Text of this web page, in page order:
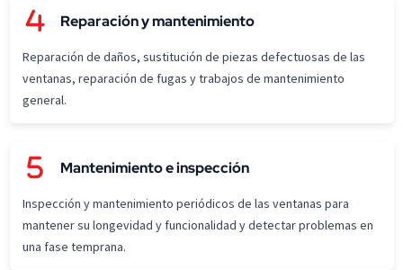
Reparación y mantenimiento
Reparación de daños, sustitución de piezas defectuosas de las
ventanas, reparación de fugas y trabajos de mantenimiento
general.
Mantenimiento e inspección
Inspección y mantenimiento periódicos de las ventanas para
mantener su longevidad y funcionalidad y detectar problemas en
una fase temprana.